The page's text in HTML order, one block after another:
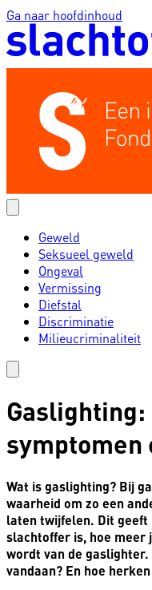
Ga naar hoofdinhoud
Geweld
Seksueel geweld
Ongeval
Vermissing
Diefstal
Discriminatie
Milieucriminaliteit
symptomen
Wat is gaslighting? Bij
waarheid om zo een
laten twijfelen. Dit
slachtoffer is, hoe
wordt van de gaslighter.
vandaan? En hoe